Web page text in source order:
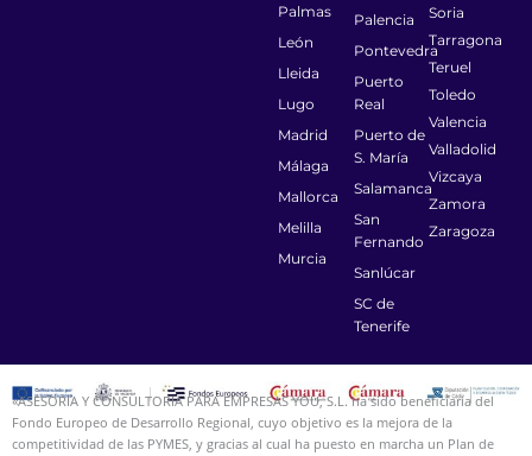
Palmas
León
Lleida
Lugo
Madrid
Málaga
Mallorca
Melilla
Murcia
Palencia
Pontevedra
Puerto
Real
Puerto de
S. María
Salamanca
San
Fernando
Sanlúcar
SC de
Tenerife
Soria
Tarragona
Teruel
Toledo
Valencia
Valladolid
Vizcaya
Zamora
Zaragoza
«ASESORIA Y CONSULTORIA PARA EMPRESAS YOU, S.L. ha sido beneficiaria del
Fondo Europeo de Desarrollo Regional, cuyo objetivo es la mejora de la
competitividad de las PYMES, y gracias al cual ha puesto en marcha un Plan de